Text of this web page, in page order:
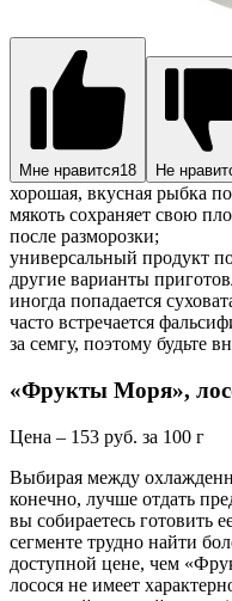
Мне нравится18 Не
хорошая, вкусная рыбка
мякоть сохраняет свою
после разморозки;
универсальный продукт
другие варианты
иногда попадается
часто встречается
за семгу, поэтому будьте
«Фрукты Моря»,
Цена – 153 руб. за 100 г
Выбирая между
конечно, лучше отдать
вы собираетесь готовить
сегменте трудно найти
доступной цене, чем
лосося не имеет